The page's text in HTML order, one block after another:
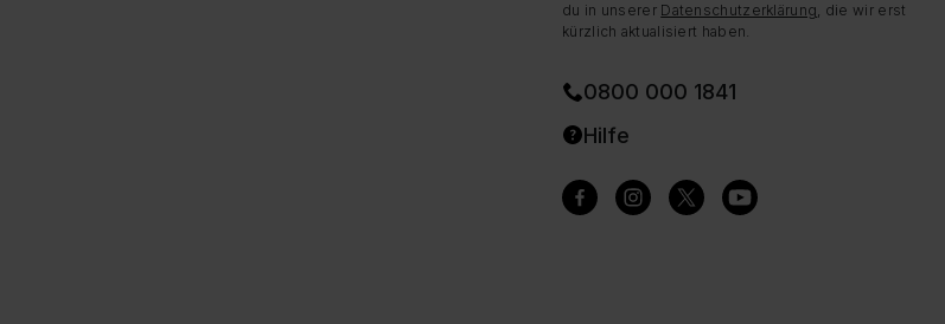
du in unserer Datenschutzerklärung, die wir erst
kürzlich aktualisiert haben.
0800 000 1841
Hilfe